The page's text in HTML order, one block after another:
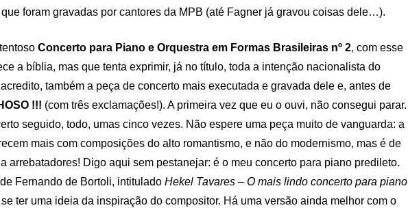
foram gravadas por cantores da MPB (até Fagner já gravou coisas dele…).
Concerto para Piano e Orquestra em Formas Brasileiras nº 2, com esse
a bíblia, mas que tenta exprimir, já no título, toda a intenção nacionalista do
também a peça de concerto mais executada e gravada dele e, antes de
!!! (com três exclamações!). A primeira vez que eu o ouvi, não consegui parar.
seguido, todo, umas cinco vezes. Não espere uma peça muito de vanguarda: a
mais com composições do alto romantismo, e não do modernismo, mas é de
arrebatadores! Digo aqui sem pestanejar: é o meu concerto para piano predileto.
Fernando de Bortoli, intitulado Hekel Tavares – O mais lindo concerto para piano
ter uma ideia da inspiração do compositor. Há uma versão ainda melhor com o